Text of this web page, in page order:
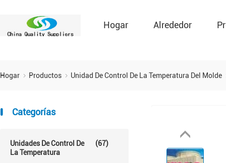
Hogar Alrededor
Hogar Productos Unidad De Control De La Temperatura Del Molde
Categorías
Unidades De Control De
La Temperatura
(67)